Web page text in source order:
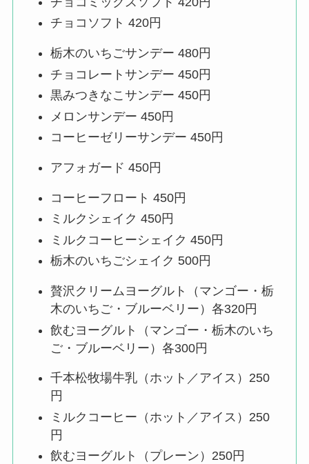
チョコソフト 420円
栃木のいちごサンデー 480円
チョコレートサンデー 450円
黒みつきなこサンデー 450円
メロンサンデー 450円
コーヒーゼリーサンデー 450円
アフォガード 450円
コーヒーフロート 450円
ミルクシェイク 450円
ミルクコーヒーシェイク 450円
栃木のいちごシェイク 500円
贅沢クリームヨーグルト（マンゴー・栃
木のいちご・ブルーベリー）各320円
飲むヨーグルト（マンゴー・栃木のいち
ご・ブルーベリー）各300円
千本松牧場牛乳（ホット／アイス）250
円
ミルクコーヒー（ホット／アイス）250
円
飲むヨーグルト（プレーン）250円